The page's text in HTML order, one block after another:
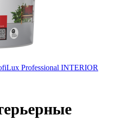
Professional INTERIOR